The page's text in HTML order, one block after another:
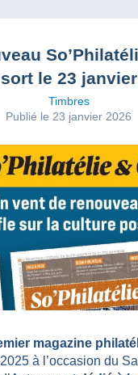
sort le 23 janvier
Timbres
Publié le 23 janvier 2026
magazine
à l’occasion du